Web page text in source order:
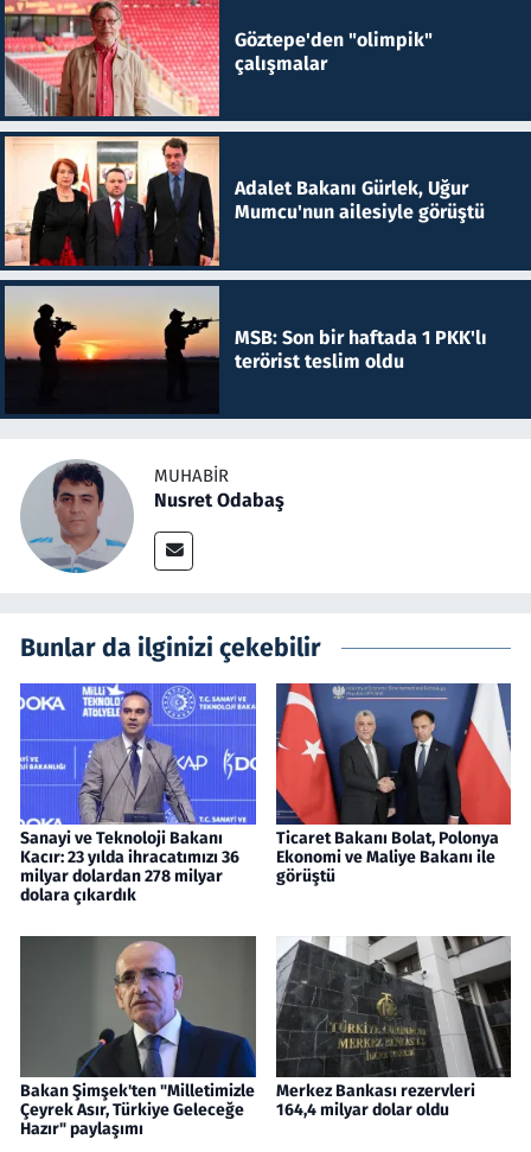
Göztepe'den "olimpik"
çalışmalar
Adalet Bakanı Gürlek, Uğur
Mumcu'nun ailesiyle görüştü
MSB: Son bir haftada 1 PKK'lı
terörist teslim oldu
MUHABIR
Nusret Odabaş
Bunlar da ilginizi çekebilir
Sanayi ve Teknoloji Bakanı
Kacır: 23 yılda ihracatımızı 36
milyar dolardan 278 milyar
dolara çıkardık
Ticaret Bakanı Bolat, Polonya
Ekonomi ve Maliye Bakanı ile
görüştü
Bakan Şimşek'ten "Milletimizle
Çeyrek Asır, Türkiye Geleceğe
Hazır" paylaşımı
Merkez Bankası rezervleri
164,4 milyar dolar oldu